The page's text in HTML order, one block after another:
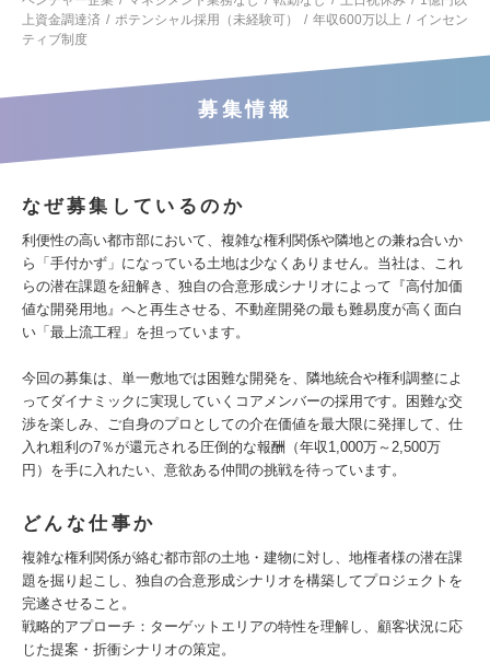
上資金調達済
ポテンシャル採用（未経験可） 年収600万以上
インセン
ティブ制度
募集情報
なぜ募集しているのか
利便性の高い都市部において、複雑な権利関係や隣地との兼ね合いか
ら「手付かず」になっている土地は少なくありません。当社は、これ
らの潜在課題を紐解き、独自の合意形成シナリオによって『高付加価
値な開発用地』へと再生させる、不動産開発の最も難易度が高く面白
い「最上流工程」を担っています。
今回の募集は、単一敷地では困難な開発を、隣地統合や権利調整によ
ってダイナミックに実現していくコアメンバーの採用です。困難な交
渉を楽しみ、ご自身のプロとしての介在価値を最大限に発揮して、仕
入れ粗利の7％が還元される圧倒的な報酬（年収1,000万～2,500万
円）を手に入れたい、意欲ある仲間の挑戦を待っています。
どんな仕事か
複雑な権利関係が絡む都市部の土地・建物に対し、地権者様の潜在課
題を掘り起こし、独自の合意形成シナリオを構築してプロジェクトを
完遂させること。
戦略的アプローチ：ターゲットエリアの特性を理解し、顧客状況に応
じた提案・折衝シナリオの策定。